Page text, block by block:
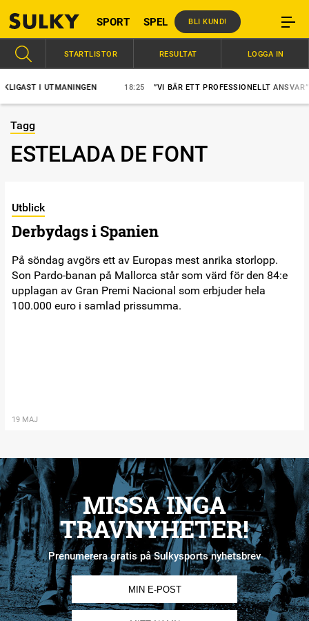
SPORT SPEL BLI KUND!
I UTMANINGEN 18:25 ”VI BÄR ETT PROFESSIONELLT ANSVAR”
STARTLISTOR RESULTAT LOGGA IN
Tagg
ESTELADA DE FONT
Utblick
Derbydags i Spanien
På söndag avgörs ett av Europas mest anrika storlopp.
Son Pardo-banan på Mallorca står som värd för den 84:e
upplagan av Gran Premi Nacional som erbjuder hela
100.000 euro i samlad prissumma.
19 MAJ
MISSA INGA
TRAVNYHETER!
Prenumerera gratis på Sulkysports nyhetsbrev